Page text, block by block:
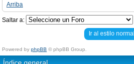
Arriba
Saltar a:
Ir al estilo normal
Powered by phpBB © phpBB Group.